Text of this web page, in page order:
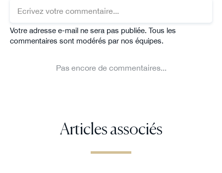
Articles associés